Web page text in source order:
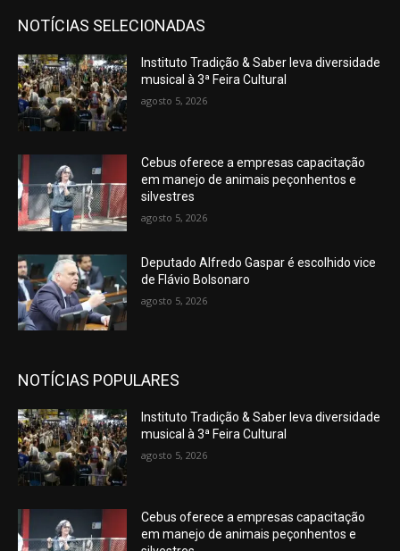
NOTÍCIAS SELECIONADAS
Instituto Tradição & Saber leva diversidade
musical à 3ª Feira Cultural
agosto 5, 2026
Cebus oferece a empresas capacitação
em manejo de animais peçonhentos e
silvestres
agosto 5, 2026
Deputado Alfredo Gaspar é escolhido vice
de Flávio Bolsonaro
agosto 5, 2026
NOTÍCIAS POPULARES
Instituto Tradição & Saber leva diversidade
musical à 3ª Feira Cultural
agosto 5, 2026
Cebus oferece a empresas capacitação
em manejo de animais peçonhentos e